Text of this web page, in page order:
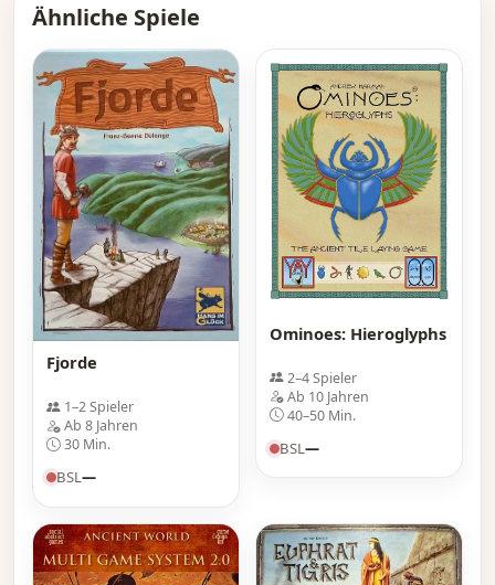
Ähnliche Spiele
Fjorde
1–2 Spieler
Ab 8 Jahren
30 Min.
BSL—
Ominoes: Hieroglyphs
2–4 Spieler
Ab 10 Jahren
40–50 Min.
BSL—